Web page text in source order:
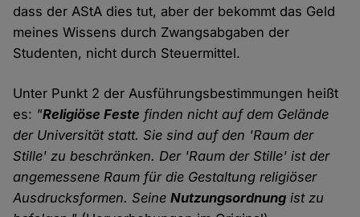
dass der AStA dies tut, aber der bekommt das Geld
meines Wissens durch Zwangsabgaben der
Studenten, nicht durch Steuermittel.
Unter Punkt 2 der Ausführungsbestimmungen heißt
es: "Religiöse Feste finden nicht auf dem Gelände
der Universität statt. Sie sind auf den 'Raum der
Stille' zu beschränken. Der 'Raum der Stille' ist der
angemessene Raum für die Gestaltung religiöser
Ausdrucksformen. SeineNutzungsordnung ist zu